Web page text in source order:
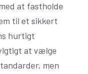
at fastholde
til et sikkert
hurtigt
at vælge
men